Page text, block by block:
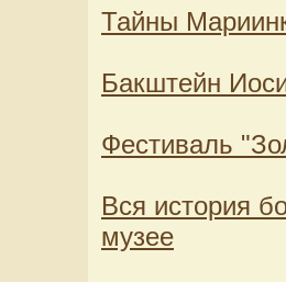
Тайны
Бакштейн
Фестиваль
Вся история
музее